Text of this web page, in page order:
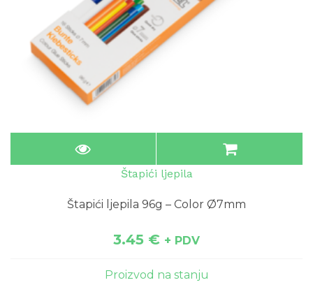
Štapići ljepila
Štapići ljepila 96g – Color Ø7mm
3.45 € + PDV
Proizvod na stanju